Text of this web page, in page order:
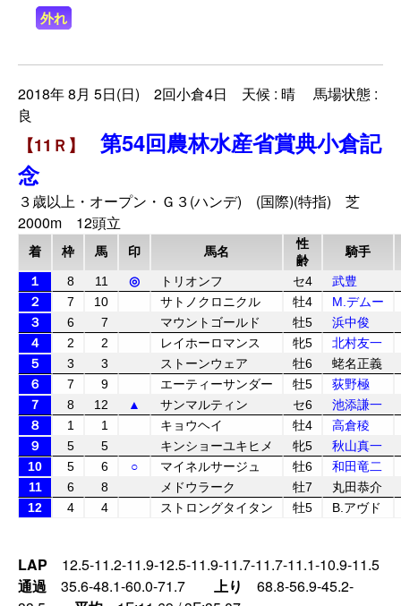
外れ
2018年 8月 5日(日) 2回小倉4日 天候 : 晴 馬場状態 :
良
【11Ｒ】 第54回農林水産省賞典小倉記
念
３歳以上・オープン・Ｇ３(ハンデ) (国際)(特指) 芝
2000m 12頭立
着 枠 馬 印 馬名
性
齢
騎手
１ 8 11 ◎ トリオンフ セ4
武豊
２
7 10 サトノクロニクル 牡4
M.デムー
３
6 7 マウントゴールド 牡5
浜中俊
４
2 2 レイホーロマンス 牝5
北村友一
５
3 3 ストーンウェア 牡6
蛯名正義
６
7 9 エーティーサンダー 牡5
荻野極
７
8 12 ▲ サンマルティン セ6
池添謙一
８
1 1 キョウヘイ 牡4
高倉稜
９
5 5 キンショーユキヒメ 牝5
秋山真一
10
5 6 ○ マイネルサージュ 牡6
和田竜二
11
6 8 メドウラーク 牡7
丸田恭介
12
4 4 ストロングタイタン 牡5 B.アヴド
LAP 12.5-11.2-11.9-12.5-11.9-11.7-11.7-11.1-10.9-11.5
通過 35.6-48.1-60.0-71.7 上り 68.8-56.9-45.2-